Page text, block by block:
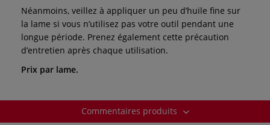
Néanmoins, veillez à appliquer un peu d’huile fine sur
la lame si vous n’utilisez pas votre outil pendant une
longue période. Prenez également cette précaution
d’entretien après chaque utilisation.
Prix par lame.
Commentaires produits